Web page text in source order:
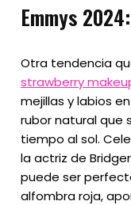
Emmys
Otra tendencia
strawberry
mejillas y labios
rubor natural que
tiempo al sol.
la actriz de
puede ser
alfombra roja,